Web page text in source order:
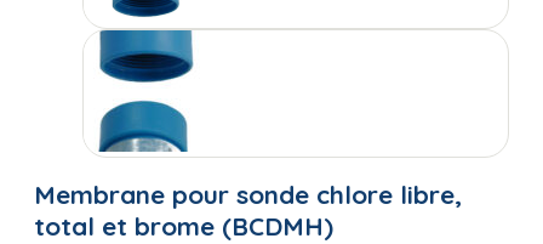
Membrane pour sonde chlore libre,
total et brome (BCDMH)